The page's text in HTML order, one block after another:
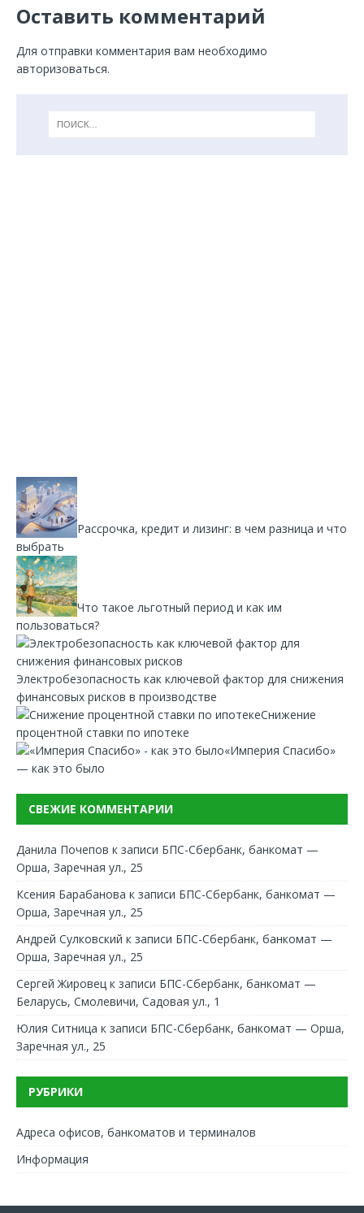
Оставить комментарий
Для отправки комментария вам необходимо
авторизоваться.
Рассрочка, кредит и лизинг: в чем разница и что
выбрать
Что такое льготный период и как им
пользоваться?
Электробезопасность как ключевой фактор для снижения
финансовых рисков в производстве
Снижение
процентной ставки по ипотеке
«Империя Спасибо»
— как это было
СВЕЖИЕ КОММЕНТАРИИ
Данила Почепов к записи БПС-Сбербанк, банкомат —
Орша, Заречная ул., 25
Ксения Барабанова к записи БПС-Сбербанк, банкомат —
Орша, Заречная ул., 25
Андрей Сулковский к записи БПС-Сбербанк, банкомат —
Орша, Заречная ул., 25
Сергей Жировец к записи БПС-Сбербанк, банкомат —
Беларусь, Смолевичи, Садовая ул., 1
Юлия Ситница к записи БПС-Сбербанк, банкомат — Орша,
Заречная ул., 25
РУБРИКИ
Адреса офисов, банкоматов и терминалов
Информация